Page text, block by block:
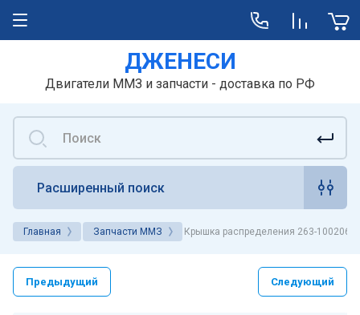
ДЖЕНЕСИ
Двигатели ММЗ и запчасти - доставка по РФ
Расширенный поиск
Главная Запчасти ММЗ Крышка распределения 263-
Предыдущий Следующий